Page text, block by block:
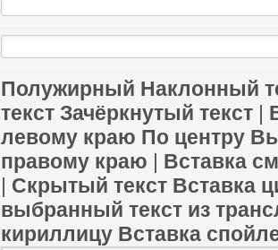
Полужирный Наклонный
текст Зачёркнутый текст |
левому краю По центру
правому краю | Вставка
| Скрытый текст Вставка
выбранный текст из
кириллицу Вставка